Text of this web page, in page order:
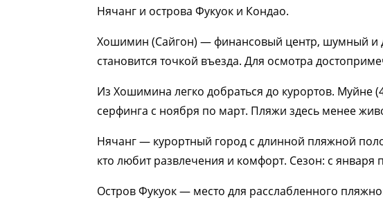
Нячанг и острова Фукуок и Кондао.
Хошимин (Сайгон) — финансовый центр, шумный и
становится точкой въезда. Для осмотра
Из Хошимина легко добраться до курортов. Муйне
серфинга с ноября по март. Пляжи здесь менее
Нячанг — курортный город с длинной пляжной
кто любит развлечения и комфорт. Сезон: с
Остров Фукуок — место для расслабленного